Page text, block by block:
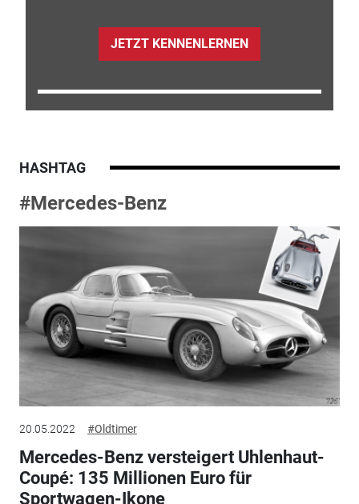
JETZT KENNENLERNEN
HASHTAG
#Mercedes-Benz
20.05.2022 #Oldtimer
Mercedes-Benz versteigert Uhlenhaut-
Coupé: 135 Millionen Euro für
Sportwagen-Ikone